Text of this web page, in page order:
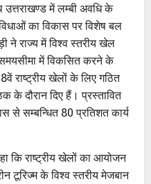
में लम्बी अवधि के
का विकास पर विशेष बल
ने राज्य में विश्व स्तरीय खेल
समयसीमा में विकसित करने के
राष्ट्रीय खेलों के लिए गठित
के दौरान दिए हैं। प्रस्तावित
से सम्बन्धित 80 प्रतिशत कार्य
कि राष्ट्रीय खेलों का आयोजन
टूरिज्म के विश्व स्तरीय मेजबान